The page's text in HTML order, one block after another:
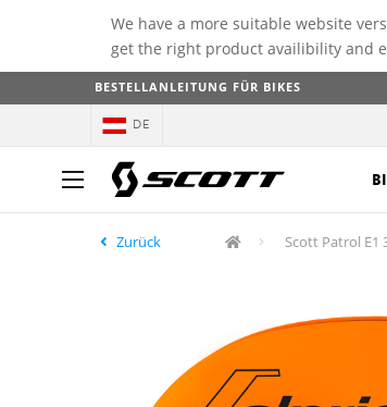
We have a more suitable website
get the right product availibility and
BESTELLANLEITUNG FÜR BIKES
DE
Zurück Scott Patrol E1